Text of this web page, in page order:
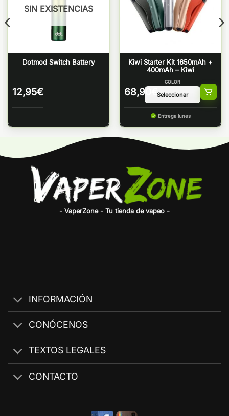
SIN EXISTENCIAS
Dotmod Switch Battery
12,95€
Kiwi Starter Kit 1650mAh +
400mAh – Kiwi
68,90 €
COLOR
Entrega lunes
- VaperZone - Tu tienda de vapeo -
INFORMACIÓN
CONÓCENOS
TEXTOS LEGALES
CONTACTO